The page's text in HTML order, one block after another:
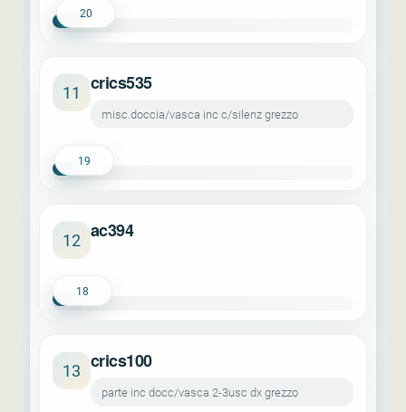
20
11 crics535
misc.doccia/vasca inc c/silenz grezzo
19
12 ac394
18
13 crics100
parte inc docc/vasca 2-3usc dx grezzo